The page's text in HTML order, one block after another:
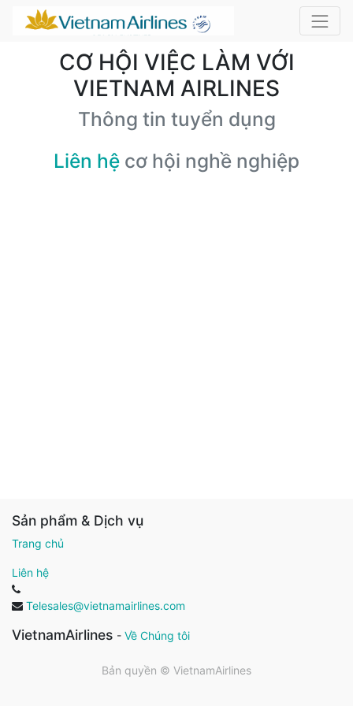
CƠ HỘI VIỆC LÀM VỚI
VIETNAM AIRLINES
Thông tin tuyển dụng
Liên hệ cơ hội nghề nghiệp
Sản phẩm & Dịch vụ
Trang chủ
Liên hệ
Telesales@vietnamairlines.com
VietnamAirlines - Về Chúng tôi
Bản quyền © VietnamAirlines